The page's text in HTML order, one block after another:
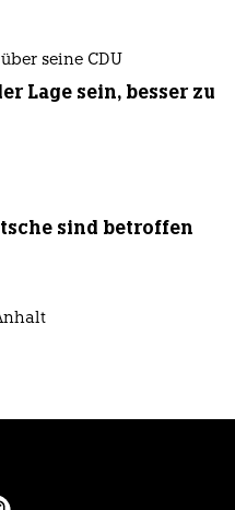
seine CDU
Lage sein, besser zu
sind betroffen